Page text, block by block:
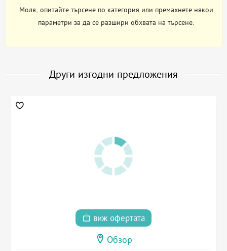
Моля, опитайте търсене по категория или премахнете някои
параметри за да се разшири обхвата на търсене.
Други изгодни предложения
виж офертата
Обзор